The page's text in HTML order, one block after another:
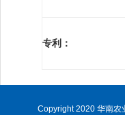
专利：
Copyright 2020 华南农